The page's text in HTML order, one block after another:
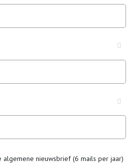
algemene nieuwsbrief (6 mails per jaar)